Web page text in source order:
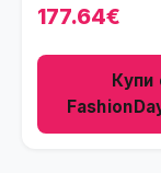
синтетичен
закопчаване
177.64€
Купи